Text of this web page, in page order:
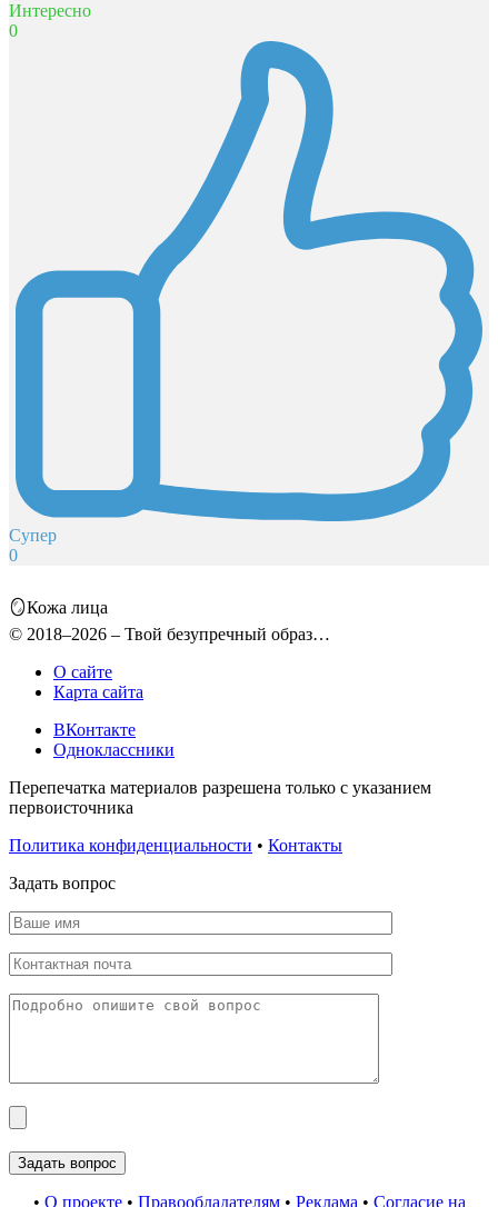
Интересно
0
Супер
0
🪞Кожа лица
© 2018–2026 – Твой безупречный образ…
О сайте
Карта сайта
ВКонтакте
Одноклассники
Перепечатка материалов разрешена только с указанием
первоисточника
Политика конфиденциальности • Контакты
Задать вопрос
• О проекте• Правообладателям• Реклама • Согласие на